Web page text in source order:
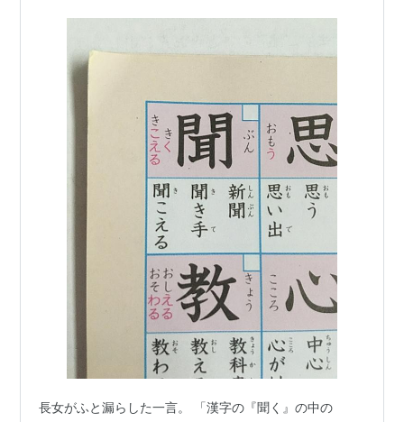
長女がふと漏らした一言。 「漢字の『聞く』の中の